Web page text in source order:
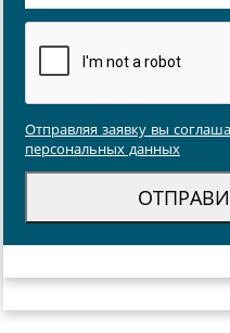
Отправляя заявку вы
персональных данных